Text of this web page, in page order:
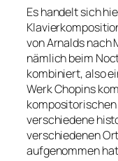
Es handelt sich
von Arnalds nach
nämlich beim
kombiniert, also
Werk Chopins
kompositorischen
verschiedene
verschiedenen
aufgenommen